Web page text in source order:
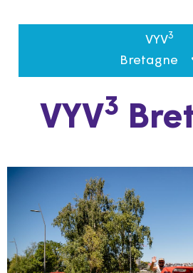
VYV3
Bretagne
VYV3